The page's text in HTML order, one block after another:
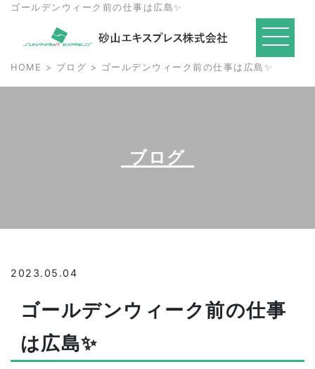
ゴールデンウィーク前の仕事は広島✨
HOME > ブログ > ゴールデンウィーク前の仕事は広島✨
ブログ
2023.05.04
ゴールデンウィーク前の仕事
は広島✨